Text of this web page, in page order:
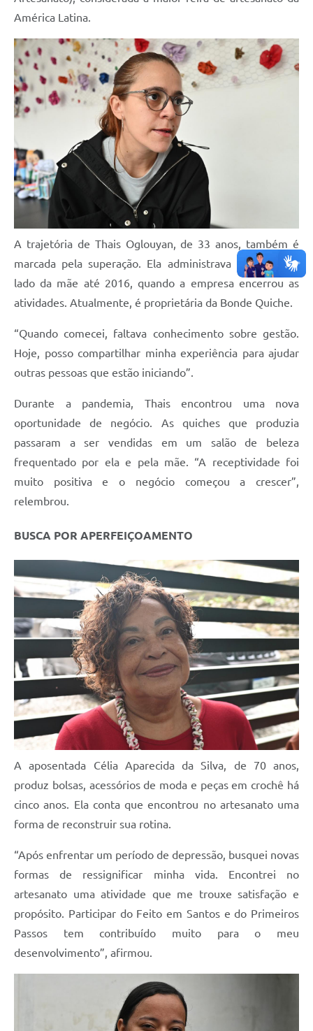
América Latina.
A trajetória de Thais Oglouyan, de 33 anos, também é
marcada pela superação. Ela administrava um bufê ao
lado da mãe até 2016, quando a empresa encerrou as
atividades. Atualmente, é proprietária da Bonde Quiche.
“Quando comecei, faltava conhecimento sobre gestão.
Hoje, posso compartilhar minha experiência para ajudar
outras pessoas que estão iniciando”.
Durante a pandemia, Thais encontrou uma nova
oportunidade de negócio. As quiches que produzia
passaram a ser vendidas em um salão de beleza
frequentado por ela e pela mãe. “A receptividade foi
muito positiva e o negócio começou a crescer”,
relembrou.
BUSCA POR APERFEIÇOAMENTO
A aposentada Célia Aparecida da Silva, de 70 anos,
produz bolsas, acessórios de moda e peças em crochê há
cinco anos. Ela conta que encontrou no artesanato uma
forma de reconstruir sua rotina.
“Após enfrentar um período de depressão, busquei novas
formas de ressignificar minha vida. Encontrei no
artesanato uma atividade que me trouxe satisfação e
propósito. Participar do Feito em Santos e do Primeiros
Passos tem contribuído muito para o meu
desenvolvimento”, afirmou.